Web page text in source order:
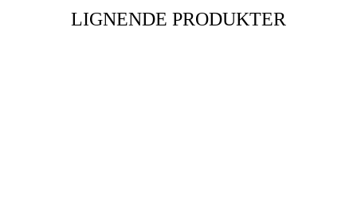
LIGNENDE PRODUKTER